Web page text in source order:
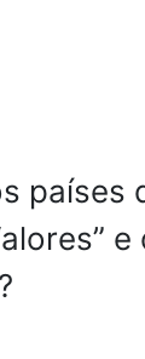
países
e